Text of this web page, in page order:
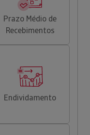
Prazo Médio de
Recebimentos
Endividamento